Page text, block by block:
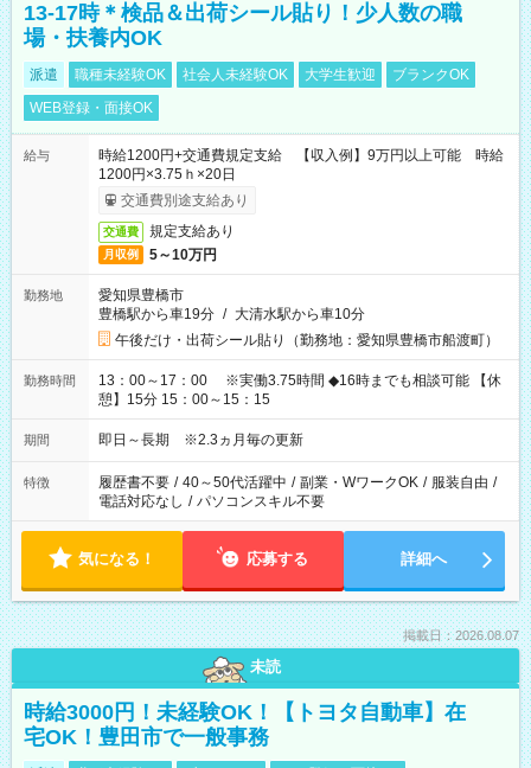
13-17時＊検品＆出荷シール貼り！少人数の職
場・扶養内OK
派遣 職種未経験OK 社会人未経験OK 大学生歓迎
ブランクOK
WEB登録・面接OK
給与
時給1200円+交通費規定支給 【収入例】9万円以上可能 時給
1200円×3.75ｈ×20日
交通費別途支給あり
交通費 規定支給あり
月収例 5～10万円
勤務地
愛知県豊橋市
豊橋駅から車19分 / 大清水駅から車10分
午後だけ・出荷シール貼り（勤務地：愛知県豊橋市船渡町）
勤務時間
13：00～17：00 ※実働3.75時間 ◆16時までも相談可能 【休
憩】15分 15：00～15：15
期間 即日～長期 ※2.3ヵ月毎の更新
特徴 履歴書不要 / 40～50代活躍中 / 副業・WワークOK / 服装自由 /
電話対応なし / パソコンスキル不要
気になる！ 応募する 詳細へ
掲載日：2026.08.07
未読
時給3000円！未経験OK！【トヨタ自動車】在
宅OK！豊田市で一般事務